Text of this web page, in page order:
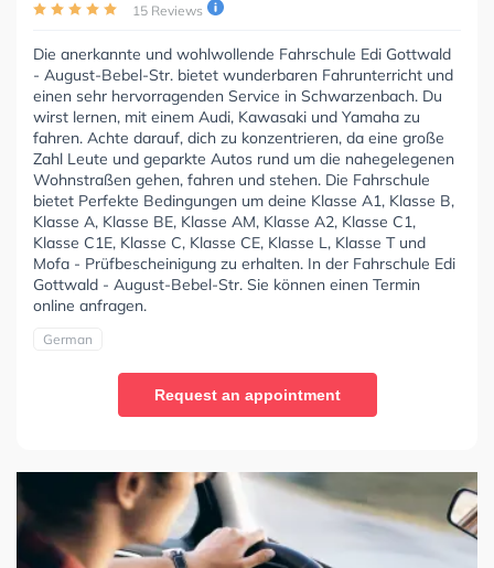
15 Reviews
Die anerkannte und wohlwollende Fahrschule Edi Gottwald
- August-Bebel-Str. bietet wunderbaren Fahrunterricht und
einen sehr hervorragenden Service in Schwarzenbach. Du
wirst lernen, mit einem Audi, Kawasaki und Yamaha zu
fahren. Achte darauf, dich zu konzentrieren, da eine große
Zahl Leute und geparkte Autos rund um die nahegelegenen
Wohnstraßen gehen, fahren und stehen. Die Fahrschule
bietet Perfekte Bedingungen um deine Klasse A1, Klasse B,
Klasse A, Klasse BE, Klasse AM, Klasse A2, Klasse C1,
Klasse C1E, Klasse C, Klasse CE, Klasse L, Klasse T und
Mofa - Prüfbescheinigung zu erhalten. In der Fahrschule Edi
Gottwald - August-Bebel-Str. Sie können einen Termin
online anfragen.
German
Request an appointment